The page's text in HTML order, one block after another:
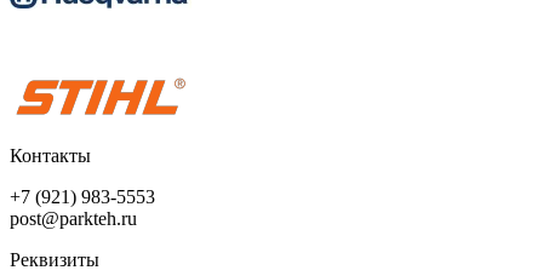
Контакты
+7 (921) 983-5553
post@parkteh.ru
Реквизиты